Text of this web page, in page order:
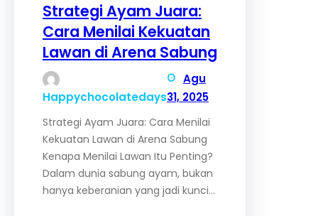
Strategi Ayam Juara:
Cara Menilai Kekuatan
Lawan di Arena Sabung
Happychocolatedays
Agu
31, 2025
Strategi Ayam Juara: Cara Menilai
Kekuatan Lawan di Arena Sabung
Kenapa Menilai Lawan Itu Penting?
Dalam dunia sabung ayam, bukan
hanya keberanian yang jadi kunci…